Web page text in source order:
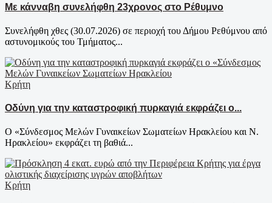
Με κάνναβη συνελήφθη 23χρονος στο Ρέθυμνο
Συνελήφθη χθες (30.07.2026) σε περιοχή του Δήμου Ρεθύμνου από
αστυνομικούς του Τμήματος...
Κρήτη
Οδύνη για την καταστροφική πυρκαγιά εκφράζει ο...
Ο «Σύνδεσμος Μελών Γυναικείων Σωματείων Ηρακλείου και Ν.
Ηρακλείου» εκφράζει τη βαθιά...
Κρήτη